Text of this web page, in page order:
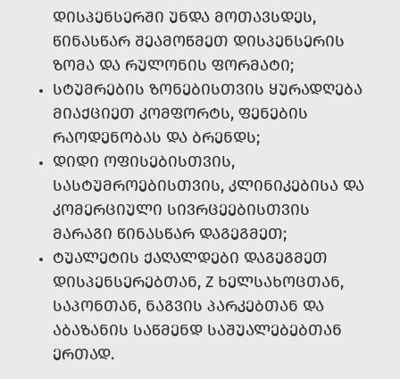
ᲓᲘᲡᲞᲔᲜᲡᲔᲠᲨᲘ ᲣᲜᲓᲐ ᲛᲝᲗᲐᲕᲡᲓᲔᲡ,
ᲬᲘᲜᲐᲡᲬᲐᲠ ᲨᲔᲐᲛᲝᲬᲛᲔᲗ ᲓᲘᲡᲞᲔᲜᲡᲔᲠᲘᲡ
ᲖᲝᲛᲐ ᲓᲐ ᲠᲣᲚᲝᲜᲘᲡ ᲤᲝᲠᲛᲐᲢᲘ;
ᲡᲢᲣᲛᲠᲔᲑᲘᲡ ᲖᲝᲜᲔᲑᲘᲡᲗᲕᲘᲡ ᲧᲣᲠᲐᲓᲦᲔᲑᲐ
ᲛᲘᲐᲥᲪᲘᲔᲗ ᲙᲝᲛᲤᲝᲠᲢᲡ, ᲤᲔᲜᲔᲑᲘᲡ
ᲠᲐᲝᲓᲔᲜᲝᲑᲐᲡ ᲓᲐ ᲑᲠᲔᲜᲓᲡ;
ᲓᲘᲓᲘ ᲝᲤᲘᲡᲔᲑᲘᲡᲗᲕᲘᲡ,
ᲡᲐᲡᲢᲣᲛᲠᲝᲔᲑᲘᲡᲗᲕᲘᲡ, ᲙᲚᲘᲜᲘᲙᲔᲑᲘᲡᲐ ᲓᲐ
ᲙᲝᲛᲔᲠᲪᲘᲣᲚᲘ ᲡᲘᲕᲠᲪᲔᲔᲑᲘᲡᲗᲕᲘᲡ
ᲛᲐᲠᲐᲒᲘ ᲬᲘᲜᲐᲡᲬᲐᲠ ᲓᲐᲒᲔᲒᲛᲔᲗ;
ᲢᲣᲐᲚᲔᲢᲘᲡ ᲥᲐᲦᲐᲚᲓᲔᲑᲘ ᲓᲐᲒᲔᲒᲛᲔᲗ
ᲓᲘᲡᲞᲔᲜᲡᲔᲠᲔᲑᲗᲐᲜ, Z ᲮᲔᲚᲡᲐᲮᲝᲪᲗᲐᲜ,
ᲡᲐᲞᲝᲜᲗᲐᲜ, ᲜᲐᲒᲕᲘᲡ ᲞᲐᲠᲙᲔᲑᲗᲐᲜ ᲓᲐ
ᲐᲑᲐᲖᲐᲜᲘᲡ ᲡᲐᲬᲛᲔᲜᲓ ᲡᲐᲨᲣᲐᲚᲔᲑᲔᲑᲗᲐᲜ
ᲔᲠᲗᲐᲓ.